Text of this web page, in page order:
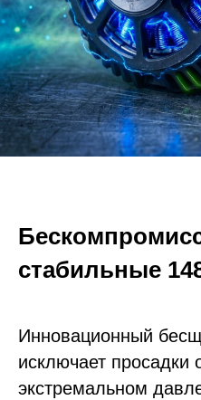
стабильные
Инновационный
исключает просадки
экстремальном